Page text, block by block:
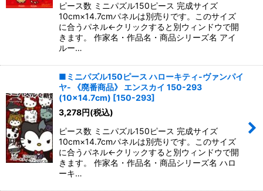
ピース数 ミニパズル150ピース 完成サイズ
10cm×14.7cmパネルは別売りです。このサイズ
に合うパネル←クリックすると別ウィンドウで開
きます。 作家名・作品名・商品シリーズ名 アイ
ルー…
■ミニパズル150ピース ハローキティ-ヴァンパイ
ヤ- 《廃番商品》 エンスカイ 150-293
(10×14.7cm) [150-293]
3,278円(税込)
ピース数 ミニパズル150ピース 完成サイズ
10cm×14.7cmパネルは別売りです。このサイズ
に合うパネル←クリックすると別ウィンドウで開
きます。 作家名・作品名・商品シリーズ名 ハロ
ーキ…